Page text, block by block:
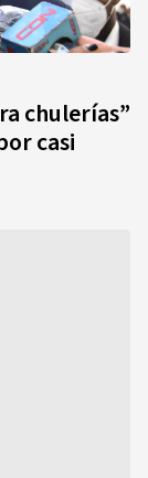
chulerías”
casi